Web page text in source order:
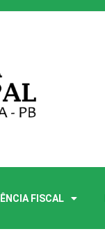
FISCAL